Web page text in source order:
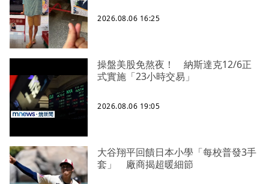
2026.08.06 16:25
操盤美股免熬夜！ 納斯達克12/6正
式實施「23小時交易」
2026.08.06 19:05
大谷翔平回饋日本小學「每校普發3手
套」 廠商揭超暖細節